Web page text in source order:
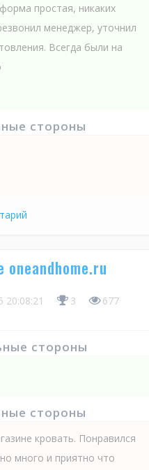
простая, никаких
менеджер, уточнил
Всегда были на
стороны
20:08:21 3 677
стороны
стороны
кровать. Понравился
много и приятно что